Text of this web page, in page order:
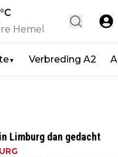
°C
Hemel
▼ Verbreding A2
Limburg dan gedacht